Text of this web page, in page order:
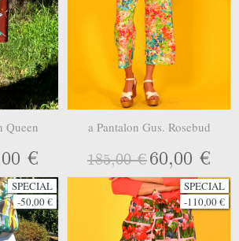
Queen
€
a Pantalon Gus. Rosebud
185,00 €60,00 €
SPECIAL
-50,00 €
SPECIAL
-110,00 €